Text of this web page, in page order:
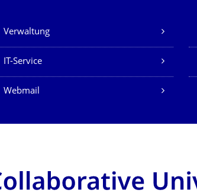
Unsere Dienste
Verwaltung
IT-Service
Webmail